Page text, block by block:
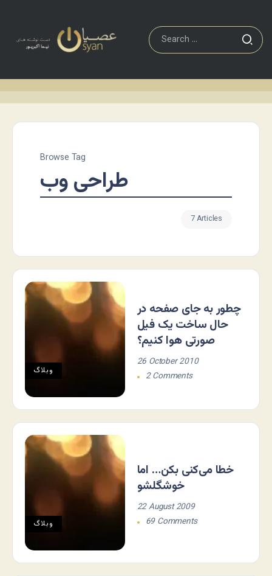
Browse Tag
طراحی وب
7 Articles
وبلاگ
چطور به جای صفحه در
حال ساخت یک فیل
صورتی هوا کنیم؟
26 October 2010
2 Comments
وبلاگ
خطا می‌کنی بکن… اما
خوشگلشو
22 August 2009
69 Comments